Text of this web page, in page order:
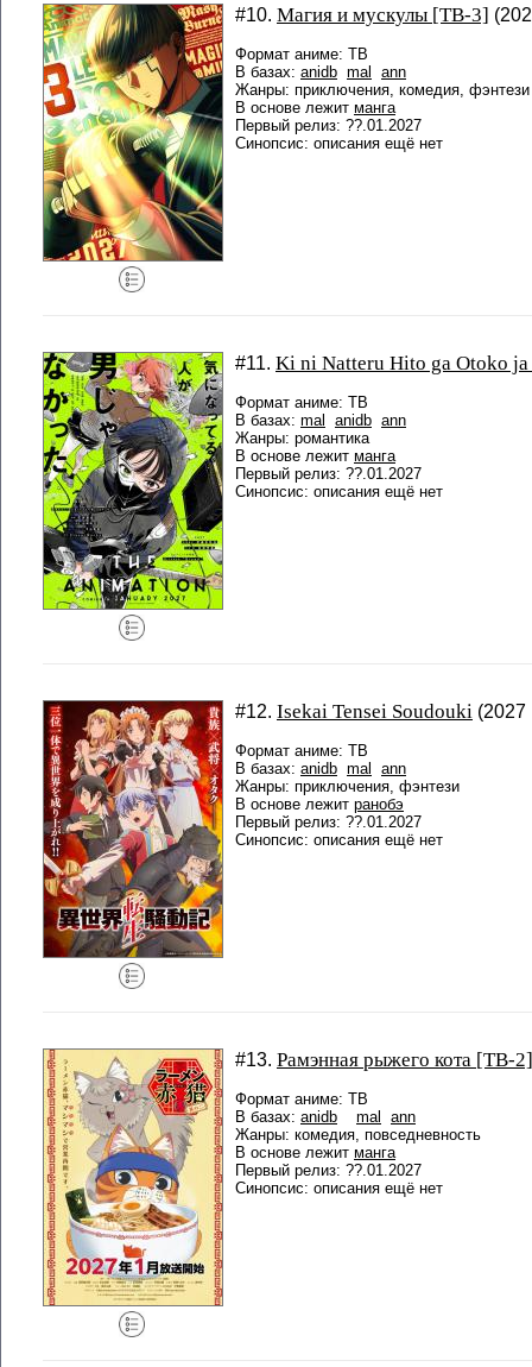
#10. Магия и мускулы [ТВ-3]
Формат аниме: ТВ
В базах: anidb mal
ann
Жанры: приключения, комедия, фэнтези
В основе лежит манга
Первый релиз: ??.01.2027
Синопсис: описания ещё нет
#11. Ki ni Natteru Hito ga Otoko ja
Формат аниме: ТВ
В базах: mal anidb ann
Жанры: романтика
В основе лежит манга
Первый релиз: ??.01.2027
Синопсис: описания ещё нет
#12. Isekai Tensei Soudouki (2027
Формат аниме: ТВ
В базах: anidb mal
ann
Жанры: приключения, фэнтези
В основе лежит ранобэ
Первый релиз: ??.01.2027
Синопсис: описания ещё нет
#13. Рамэнная рыжего кота [ТВ-2]
Формат аниме: ТВ
В базах: anidb mal
ann
Жанры: комедия, повседневность
В основе лежит манга
Первый релиз: ??.01.2027
Синопсис: описания ещё нет